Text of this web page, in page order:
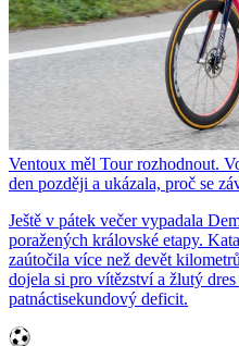
Ventoux měl Tour rozhodnout.
den později a ukázala, proč se
Ještě v pátek večer vypadala
poražených královské etapy.
zaútočila více než devět
dojela si pro vítězství a žlutý
patnáctisekundový deficit.